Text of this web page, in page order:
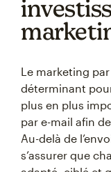
Le marketing
déterminant
plus en plus
par e-mail afin
Au-delà de
s’assurer que